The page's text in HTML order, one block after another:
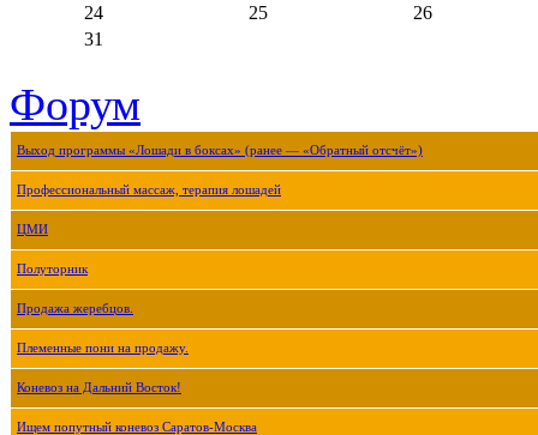
24
25
26
31
Форум
Выход программы «Лошади в боксах» (ранее — «Обратный отсчёт»)
Профессиональный массаж, терапия лошадей
ЦМИ
Полуторник
Продажа жеребцов.
Племенные пони на продажу.
Коневоз на Дальний Восток!
Ищем попутный коневоз Саратов-Москва